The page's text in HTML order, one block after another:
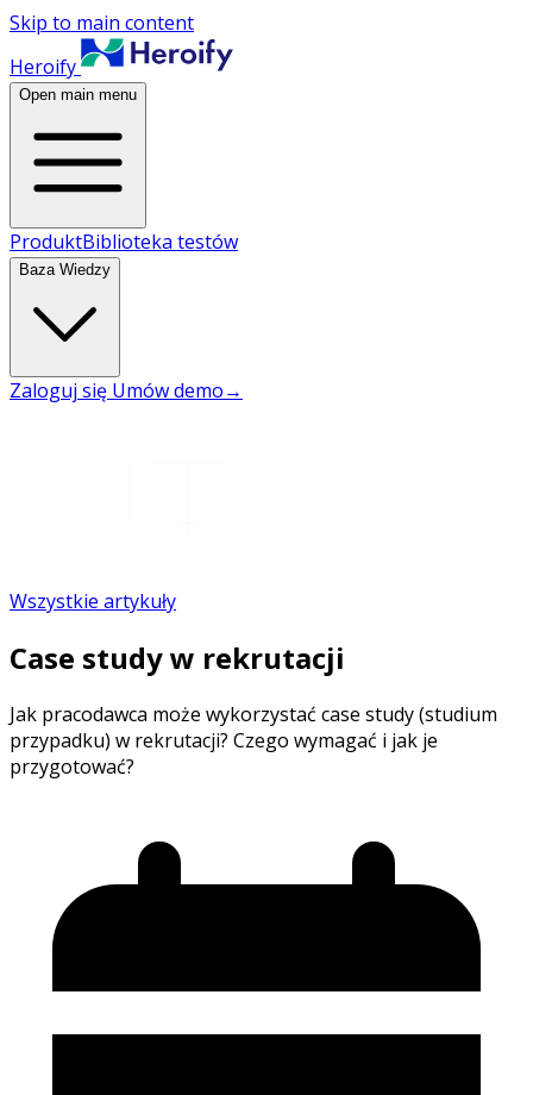
Skip to main content
Heroify
Open main menu
ProduktBiblioteka testów
Baza Wiedzy
Zaloguj się Umów demo→
Wszystkie artykuły
Case study w rekrutacji
Jak pracodawca może wykorzystać case study (studium
przypadku) w rekrutacji? Czego wymagać i jak je
przygotować?